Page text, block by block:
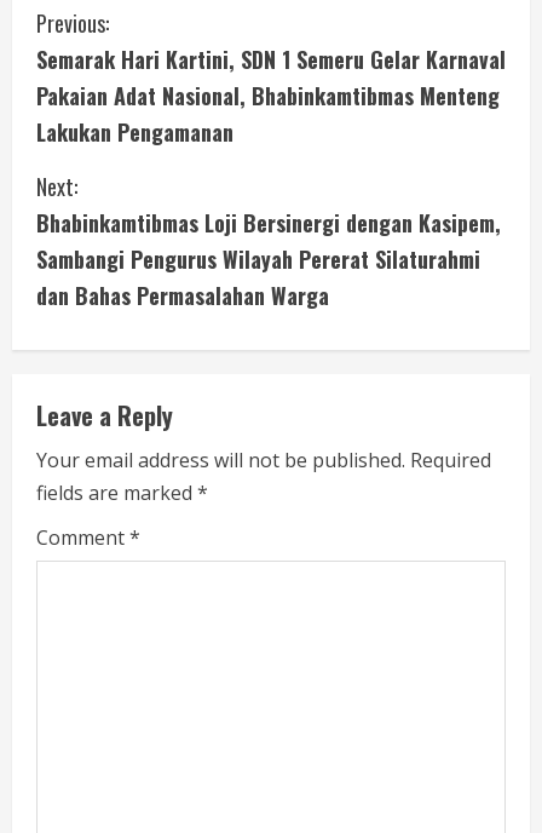
C
o
n
t
i
n
R
e
a
Previous:
Semarak Hari Kartini, SDN 1 Semeru Gelar Karnaval
Pakaian Adat Nasional, Bhabinkamtibmas Menteng
Lakukan Pengamanan
Next:
Bhabinkamtibmas Loji Bersinergi dengan Kasipem,
Sambangi Pengurus Wilayah Pererat Silaturahmi
dan Bahas Permasalahan Warga
Leave a Reply
Your email address will not be published. Required
fields are marked *
Comment*